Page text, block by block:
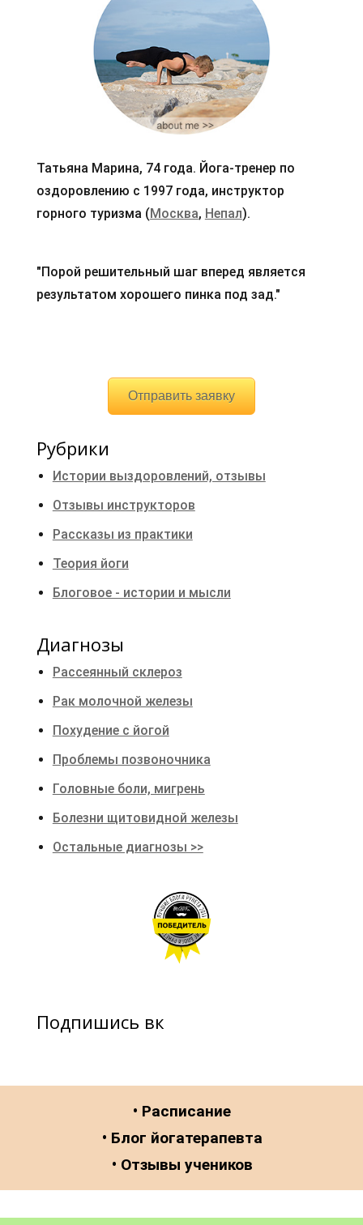
Татьяна Марина, 74 года. Йога-тренер по
оздоровлению с 1997 года, инструктор
горного туризма (Москва, Непал).
"Порой решительный шаг вперед является
результатом хорошего пинка под зад."
Отправить заявку
Рубрики
Истории выздоровлений, отзывы
Отзывы инструкторов
Рассказы из практики
Теория йоги
Блоговое - истории и мысли
Диагнозы
Рассеянный склероз
Рак молочной железы
Похудение с йогой
Проблемы позвоночника
Головные боли, мигрень
Болезни щитовидной железы
Остальные диагнозы >>
Подпишись вк
• Расписание
• Блог йогатерапевта
• Отзывы учеников